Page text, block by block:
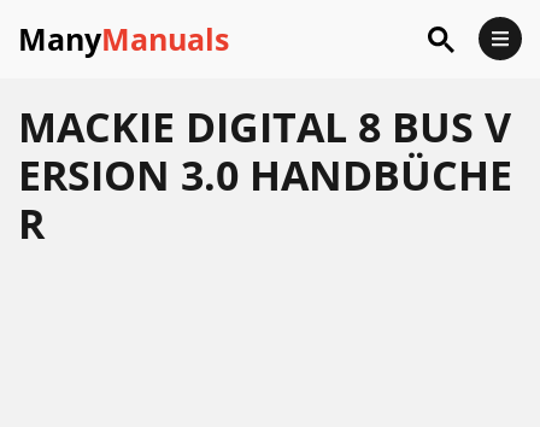
ManyManuals
MACKIE DIGITAL 8 BUS V
ERSION 3.0 HANDBÜCHE
R